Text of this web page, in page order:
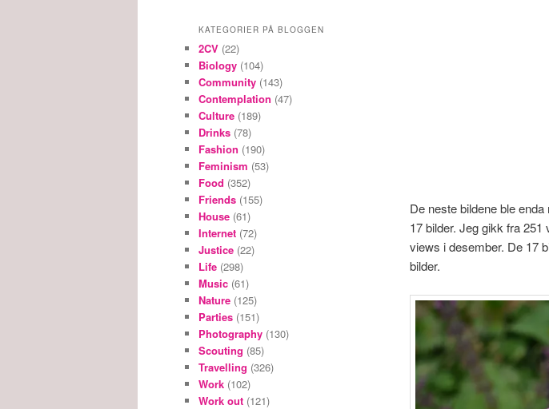
De neste bildene ble
17 bilder. Jeg gikk fra 251
views i desember. De 17
bilder.
KATEGORIER PÅ BLOGGEN
2CV (22)
Biology (104)
Community (143)
Contemplation (47)
Culture (189)
Drinks (78)
Fashion (190)
Feminism (53)
Food (352)
Friends (155)
House (61)
Internet (72)
Justice (22)
Life (298)
Music (61)
Nature (125)
Parties (151)
Photography (130)
Scouting (85)
Travelling (326)
Work (102)
Work out (121)